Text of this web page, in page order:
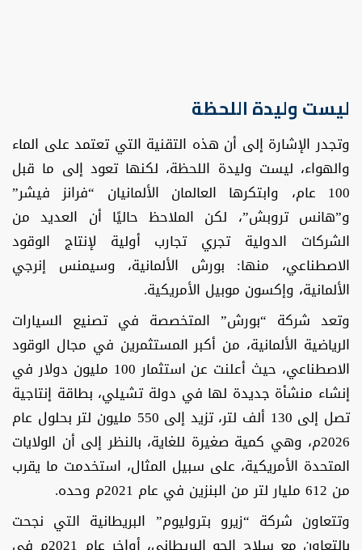
ليست وليدة اللحظة
وتجدر الإشارة إلى أن هذه التقنية التي تعتمد على الماء
والهواء، ليست وليدة اللحظة، لكنها تعود إلى ما قبل
100 عام، وابتكرها العالمان الألمانيان “فرانز فيشر”
و”هانس تروبش”، لكن الملاحظ حاليًا أن العديد من
الشركات الدولية تجري تجارب أولية لإنتاج الوقود
الاصطناعي، منها: بورش الألمانية، وسيمنس إنرجي
الألمانية، وإكسون موبيل الأمريكية.
وتعد شركة “بورش” المتخصصة في تصنيع السيارات
الرياضية الألمانية، من أكبر المستثمرين في مجال الوقود
الاصطناعي، حيث أعلنت عن استثمار 100 مليون دولار في
إنشاء منشأة جديدة لها في دولة تشيلي، بطاقة إنتاجية
تصل إلى 130 ألف لتر، تزيد إلى 550 مليون لتر بحلول عام
2026م، وهي كمية صغيرة للغاية، بالنظر إلى أن الولايات
المتحدة الأمريكية، على سبيل المثال، استخدمت ما يقرب
من 612 مليار لتر من البنزين في عام 2021م وحده.
وتتعاون شركة “زيرو بتروليوم” البريطانية التي نجحت